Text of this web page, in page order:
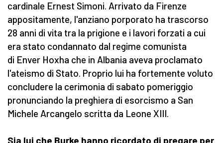
cardinale Ernest Simoni. Arrivato da Firenze
appositamente, l'anziano porporato ha trascorso
28 anni di vita tra la prigione e i lavori forzati a cui
era stato condannato dal regime comunista
di Enver Hoxha che in Albania aveva proclamato
l'ateismo di Stato. Proprio lui ha fortemente voluto
concludere la cerimonia di sabato pomeriggio
pronunciando la preghiera di esorcismo a San
Michele Arcangelo scritta da Leone XIII.
Sia lui che Burke hanno ricordato di pregare per